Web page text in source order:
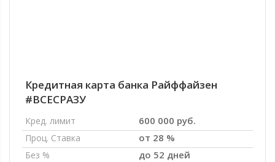
Кредитная карта банка Райффайзен
#ВСЕСРАЗУ
Кред. лимит 600 000 руб.
Проц. Ставка от 28 %
Без % до 52 дней